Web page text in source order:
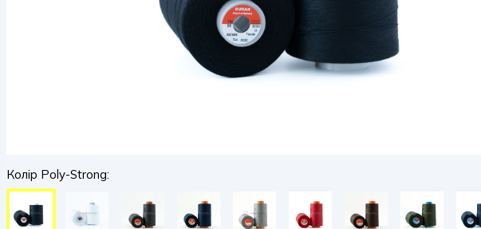
Колір Poly-Strong: